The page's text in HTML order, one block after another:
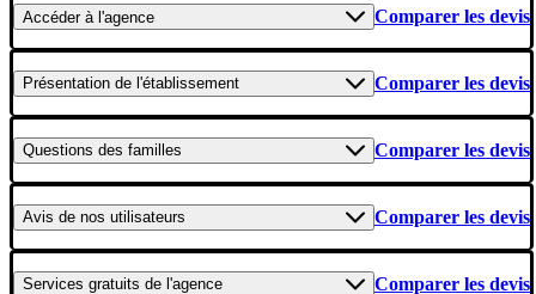
Accéderà l'agence Comparer les devis
Présentation de l'établissement Comparer les devis
Questions des familles Comparer les devis
Avis de nos utilisateurs Comparer les devis
Services gratuits de l'agence Comparer les devis